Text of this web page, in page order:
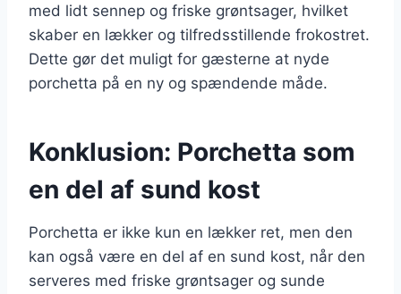
med lidt sennep og friske grøntsager, hvilket
skaber en lækker og tilfredsstillende frokostret.
Dette gør det muligt for gæsterne at nyde
porchetta på en ny og spændende måde.
Konklusion: Porchetta som
en del af sund kost
Porchetta er ikke kun en lækker ret, men den
kan også være en del af en sund kost, når den
serveres med friske grøntsager og sunde